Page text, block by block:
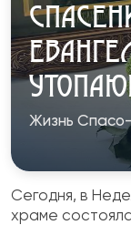
Жизнь
Сегодня, в
храме